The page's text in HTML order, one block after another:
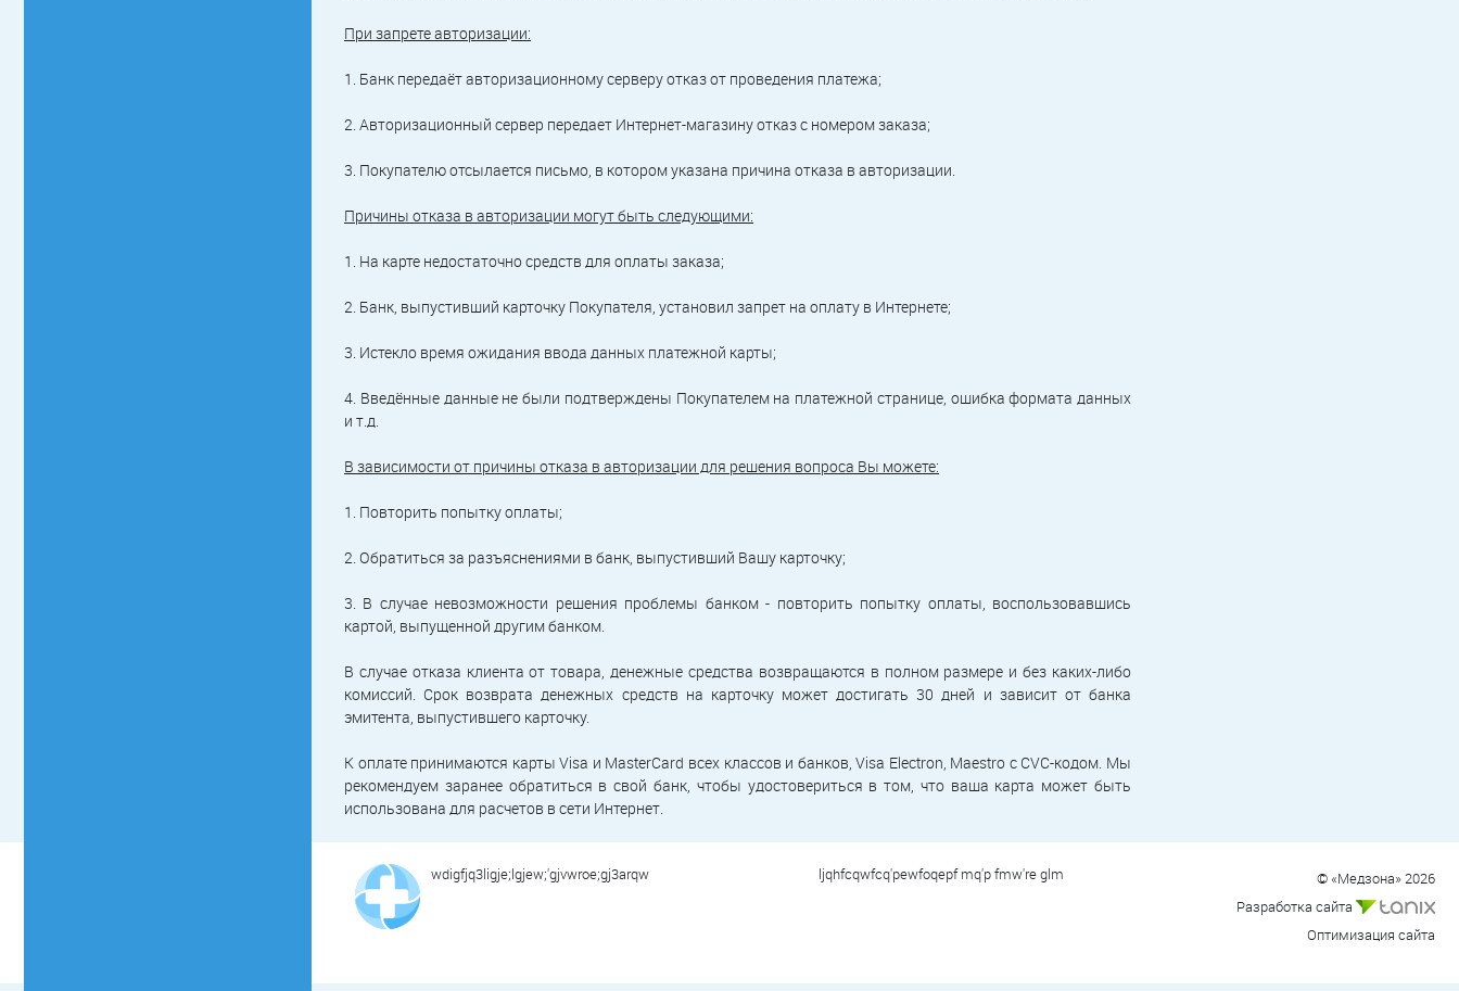
При запрете авторизации:
1. Банк передаёт авторизационному серверу отказ от проведения платежа;
2. Авторизационный сервер передает Интернет-магазину отказ с номером заказа;
3. Покупателю отсылается письмо, в котором указана причина отказа в авторизации.
Причины отказа в авторизации могут быть следующими:
1. На карте недостаточно средств для оплаты заказа;
2. Банк, выпустивший карточку Покупателя, установил запрет на оплату в Интернете;
3. Истекло время ожидания ввода данных платежной карты;
4. Введённые данные не были подтверждены Покупателем на платежной странице, ошибка формата данных
и т.д.
В зависимости от причины отказа в авторизации для решения вопроса Вы можете:
1. Повторить попытку оплаты;
2. Обратиться за разъяснениями в банк, выпустивший Вашу карточку;
3. В случае невозможности решения проблемы банком - повторить попытку оплаты, воспользовавшись
картой, выпущенной другим банком.
В случае отказа клиента от товара, денежные средства возвращаются в полном размере и без каких-либо
комиссий. Срок возврата денежных средств на карточку может достигать 30 дней и зависит от банка
эмитента, выпустившего карточку.
К оплате принимаются карты Visa и MasterCard всех классов и банков, Visa Electron, Maestro с CVC-кодом. Мы
рекомендуем заранее обратиться в свой банк, чтобы удостовериться в том, что ваша карта может быть
использована для расчетов в сети Интернет.
wdigfjq3ligje;lgjew;'gjvwroe;gj3arqw ljqhfcqwfcq'pewfoqepf mq'p fmw're glm
© «Медзона» 2026
Разработка сайта
Оптимизация сайта